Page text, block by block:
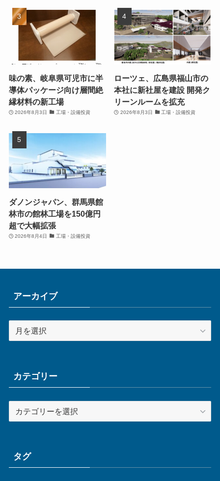
味の素、岐阜県可児市に半
導体パッケージ向け層間絶
縁材料の新工場
2026年8月3日 工場・設備投資
ローツェ、広島県福山市の
本社に新社屋を建設 開発ク
リーンルームを拡充
2026年8月3日 工場・設備投資
ダノンジャパン、群馬県館
林市の館林工場を150億円
超で大幅拡張
2026年8月4日 工場・設備投資
アーカイブ
ー
ブカテゴリー
ータグ